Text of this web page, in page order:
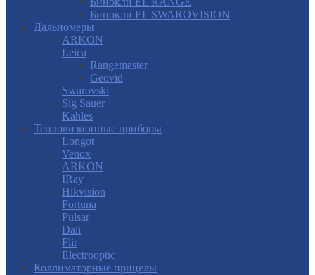
Бинокли EL SWAROVISION
Дальномеры
ARKON
Leica
Rangemaster
Geovid
Swarovski
Sig Sauer
Kahles
Тепловизионные приборы
Longot
Venox
ARKON
IRay
Hikvision
Fortuna
Pulsar
Dali
Flir
Electrooptic
Коллиматорные прицелы